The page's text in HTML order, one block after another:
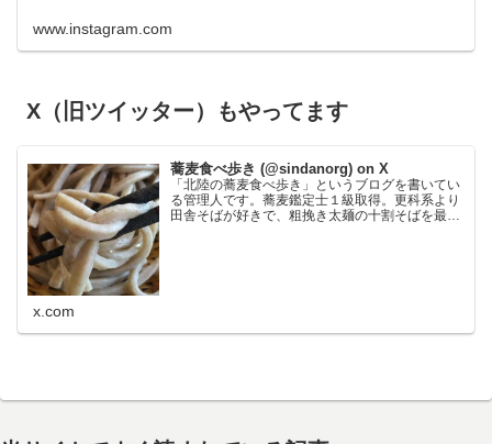
www.instagram.com
X（旧ツイッター）もやってます
蕎麦食べ歩き (@sindanorg) on X
「北陸の蕎麦食べ歩き」というブログを書いてい
る管理人です。蕎麦鑑定士１級取得。更科系より
田舎そばが好きで、粗挽き太麺の十割そばを最も
x.com